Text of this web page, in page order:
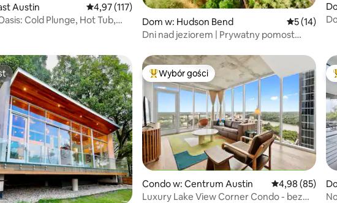
recenzji: 400
Austin Średnia ocena: 4,97 na 5, liczba recenzji: 117
4,97 (117)
Cold Plunge, Hot Tub,
Dom w: Hudson Bend Średnia
5 (14)
Dni nad jeziorem | Prywatny pomost
liczba recenzji: 283
Najpopularniejsze z kategorii Wybór gości
Wybór gości
Condo w: Centrum Austin Średnia ocena:
4,98 (85)
Luxury Lake View Corner Condo - bez